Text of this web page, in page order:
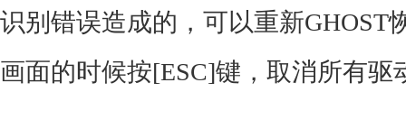
识别错误造成的，可以重新GHOST
画面的时候按[ESC]键，取消所有